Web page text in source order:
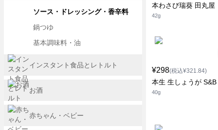
本わさび瑞葵 田丸屋
42g
¥298(税込¥321.84)
本生 生しょうが S&B
40g
ソース・ドレッシング・香辛料
鍋つゆ
基本調味料・油
インスタント食品とレトルト
お酒
赤ちゃん・ベビー